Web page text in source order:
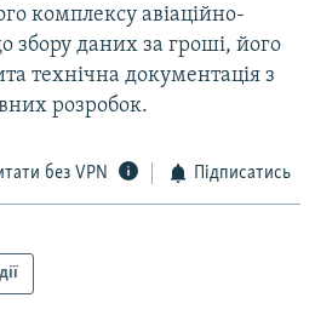
комплексу авіаційно-
збору даних за гроші, його
технічна документація з
розробок.
без VPN Підписатись